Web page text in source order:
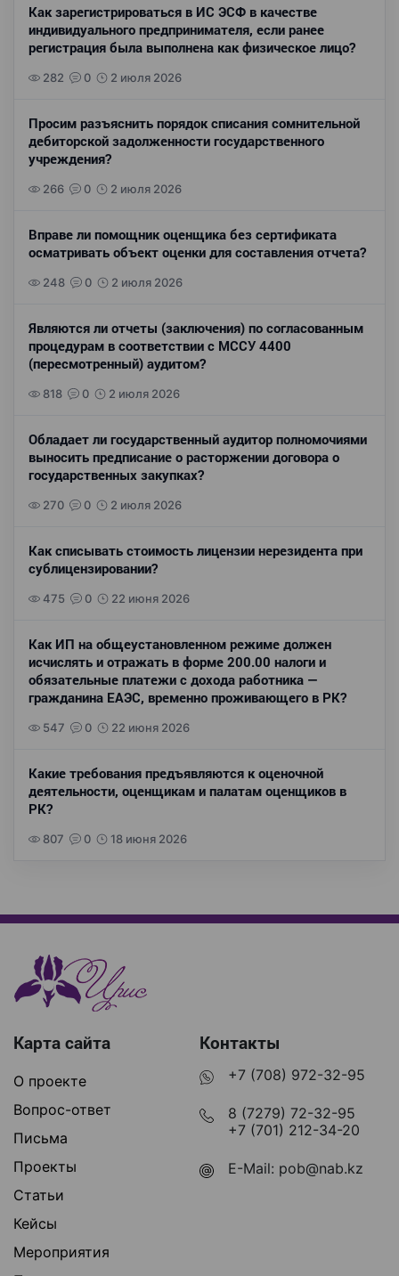
Как зарегистрироваться в ИС ЭСФ в качестве
индивидуального предпринимателя, если ранее
регистрация была выполнена как физическое лицо?
282 0 2 июля 2026
Просим разъяснить порядок списания сомнительной
дебиторской задолженности государственного
учреждения?
266 0 2 июля 2026
Вправе ли помощник оценщика без сертификата
осматривать объект оценки для составления отчета?
248 0 2 июля 2026
Являются ли отчеты (заключения) по согласованным
процедурам в соответствии с МССУ 4400
(пересмотренный) аудитом?
818 0 2 июля 2026
Обладает ли государственный аудитор полномочиями
выносить предписание о расторжении договора о
государственных закупках?
270 0 2 июля 2026
Как списывать стоимость лицензии нерезидента при
сублицензировании?
475 0 22 июня 2026
Как ИП на общеустановленном режиме должен
исчислять и отражать в форме 200.00 налоги и
обязательные платежи с дохода работника —
гражданина ЕАЭС, временно проживающего в РК?
547 0 22 июня 2026
Какие требования предъявляются к оценочной
деятельности, оценщикам и палатам оценщиков в
РК?
807 0 18 июня 2026
Карта сайта
О проекте
Вопрос-ответ
Письма
Проекты
Статьи
Кейсы
Мероприятия
Контакты
+7 (708) 972-32-95
8 (7279) 72-32-95
+7 (701) 212-34-20
E-Mail: pob@nab.kz